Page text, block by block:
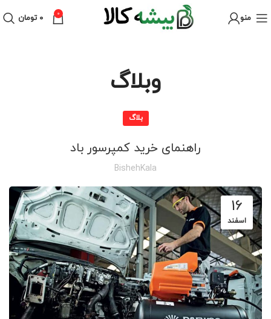
منو 0 ۰ تومان
وبلاگ
بلاگ
راهنمای خرید کمپرسور باد
BishehKala
16
اسفند